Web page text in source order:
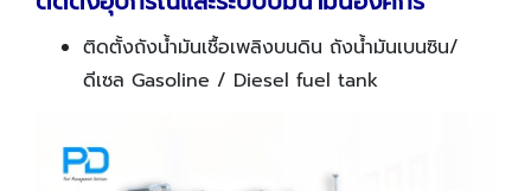
ติดตั้งถังน้ำมันเชื้อเพลิงบนดิน ถังน้ำมันเบนซิน/
ดีเซล Gasoline / Diesel fuel tank